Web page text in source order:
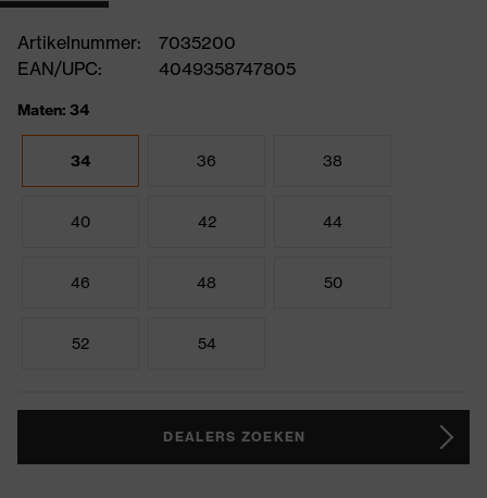
Artikelnummer:
7035200
EAN/UPC:
4049358747805
Maten: 34
34 36 38
40 42 44
46 48 50
52 54
DEALERS ZOEKEN